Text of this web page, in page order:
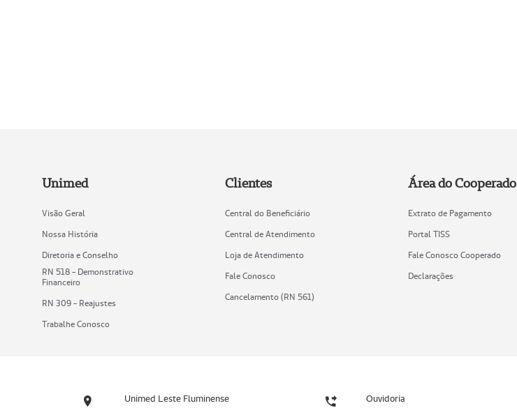
Unimed
Visão Geral
Nossa História
Diretoria e Conselho
RN 518 - Demonstrativo
Financeiro
RN 309 - Reajustes
Trabalhe Conosco
Clientes
Central do Beneficiário
Central de Atendimento
Loja de Atendimento
Fale Conosco
Cancelamento (RN 561)
Área do Cooperado
Extrato de Pagamento
Portal TISS
Fale Conosco Cooperado
Declarações
Unimed Leste Fluminense Ouvidoria